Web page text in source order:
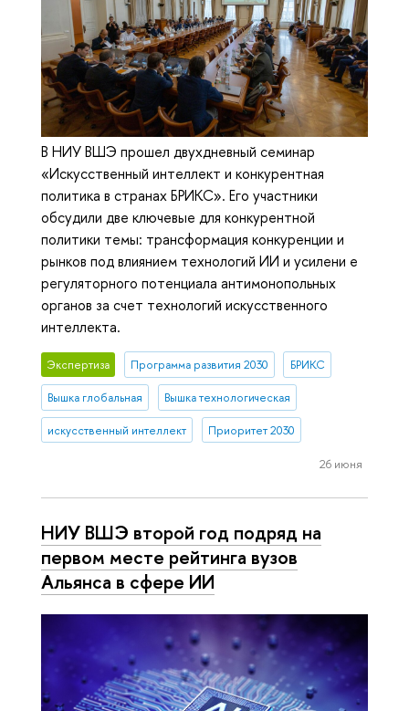
В НИУ ВШЭ прошел двухдневный семинар
«Искусственный интеллект и конкурентная
политика в странах БРИКС». Его участники
обсудили две ключевые для конкурентной
политики темы: трансформация конкуренции и
рынков под влиянием технологий ИИ и усилени е
регуляторного потенциала антимонопольных
органов за счет технологий искусственного
интеллекта.
Экспертиза Программа развития 2030 БРИКС
Вышка глобальная Вышка технологическая
искусственный интеллект Приоритет 2030
26 июня
НИУ ВШЭ второй год подряд на
первом месте рейтинга вузов
Альянса в сфере ИИ